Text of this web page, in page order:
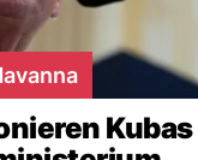
Kubas